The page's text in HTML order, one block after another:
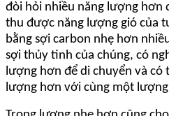
đòi hỏi nhiều năng lượng hơn
thu được năng lượng gió của
bằng sợi carbon nhẹ hơn
sợi thủy tinh của chúng, có
lượng hơn để di chuyển và có
lượng hơn với cùng một